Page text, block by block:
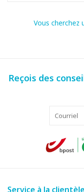
Vous cherchez
Reçois des
Service à la clientèle